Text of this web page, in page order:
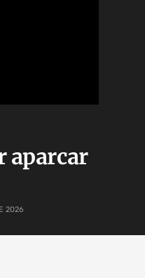
aparcar
2026